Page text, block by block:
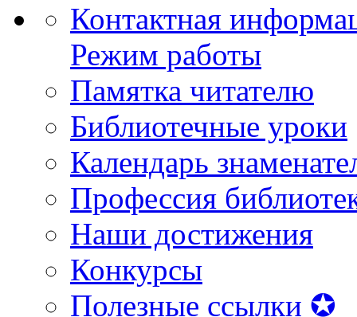
Контактная
Режим работы
Памятка читателю
Библиотечные уроки
Календарь
Профессия
Наши достижения
Конкурсы
Полезные ссылки ✪